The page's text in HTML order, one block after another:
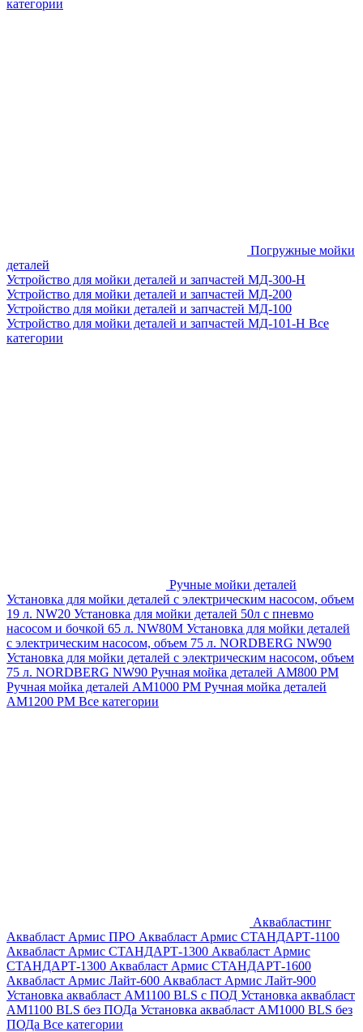
категории
Погружные мойки
деталей
Устройство для мойки деталей и запчастей МД-300-H
Устройство для мойки деталей и запчастей МД-200
Устройство для мойки деталей и запчастей МД-100
Устройство для мойки деталей и запчастей МД-101-Н Все
категории
Ручные мойки деталей
Установка для мойки деталей с электрическим насосом, объем
19 л. NW20 Установка для мойки деталей 50л с пневмо
насосом и бочкой 65 л. NW80M Установка для мойки деталей
с электрическим насосом, объем 75 л. NORDBERG NW90
Установка для мойки деталей с электрическим насосом, объем
75 л. NORDBERG NW90 Ручная мойка деталей АМ800 РМ
Ручная мойка деталей АМ1000 РМ Ручная мойка деталей
АМ1200 РМ Все категории
Аквабластинг
Аквабласт Армис ПРО Аквабласт Армис СТАНДАРТ-1100
Аквабласт Армис СТАНДАРТ-1300 Аквабласт Армис
СТАНДАРТ-1300 Аквабласт Армис СТАНДАРТ-1600
Аквабласт Армис Лайт-600 Аквабласт Армис Лайт-900
Установка аквабласт AM1100 BLS с ПОД Установка аквабласт
AM1100 BLS без ПОДа Установка аквабласт AM1000 BLS без
ПОДа Все категории